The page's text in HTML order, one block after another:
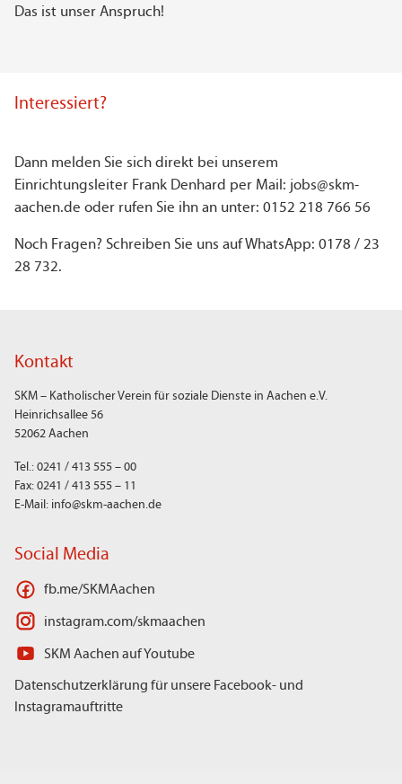
Das ist unser Anspruch!
Interessiert?
Dann melden Sie sich direkt bei unserem
Einrichtungsleiter Frank Denhard per Mail: jobs@skm-
aachen.de oder rufen Sie ihn an unter: 0152 218 766 56
Noch Fragen? Schreiben Sie uns auf WhatsApp: 0178 / 23
28 732.
Kontakt
SKM – Katholischer Verein für soziale Dienste in Aachen e.V.
Heinrichsallee 56
52062 Aachen
Tel.: 0241 / 413 555 – 00
Fax: 0241 / 413 555 – 11
E-Mail: info@skm-aachen.de
Social Media
fb.me/SKMAachen
instagram.com/skmaachen
SKM Aachen auf Youtube
Datenschutzerklärung für unsere Facebook- und
Instagramauftritte